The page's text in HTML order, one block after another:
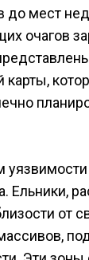
до мест
очагов
Ельники,
от